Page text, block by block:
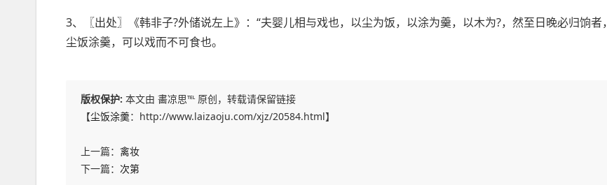
3、〖出处〗《韩非子?外储说左上》：“夫婴儿相与戏也，以尘为饭，以涂为羹，以木为?，然至日晚必归饷者，
尘饭涂羹，可以戏而不可食也。
版权保护: 本文由 畵凉思℡ 原创，转载请保留链接
【尘饭涂羹：http://www.laizaoju.com/xjz/20584.html】
上一篇： 禽妆
下一篇： 次第